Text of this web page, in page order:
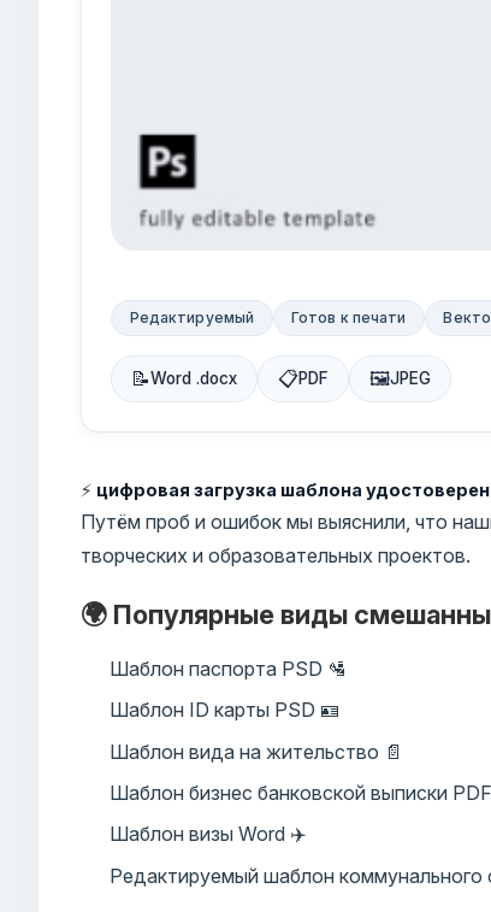
Редактируемый Готов к печати
📝Word .docx 📋PDF 🖼JPEG
⚡ цифровая загрузка шаблона
Путём проб и ошибок мы выяснили, что
творческих и образовательных проектов.
🌍 Популярные виды
Шаблон паспорта PSD 🛂
Шаблон ID карты PSD 🪪
Шаблон вида на жительство 📄
Шаблон бизнес банковской выписки
Шаблон визы Word ✈️
Редактируемый шаблон коммунального